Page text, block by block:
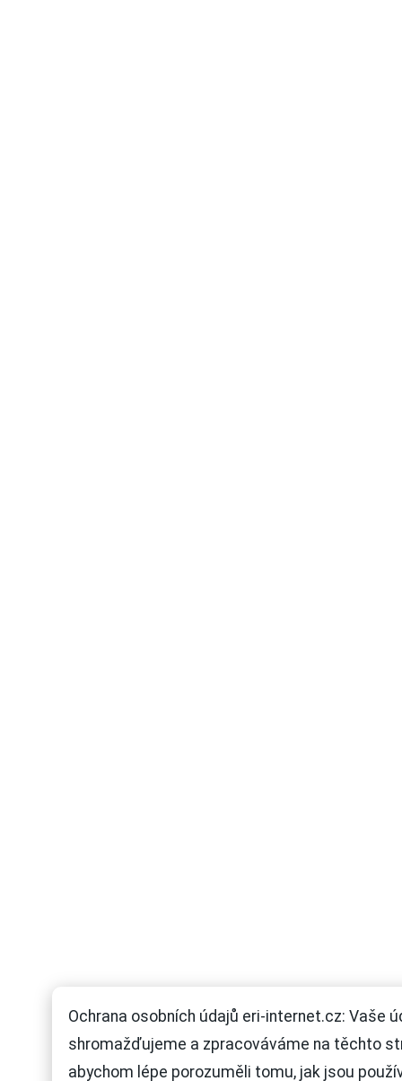
Ochrana osobních údajů eri-internet.cz: Vaše
shromažďujeme a zpracováváme na těchto
abychom lépe porozuměli tomu, jak jsou